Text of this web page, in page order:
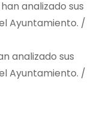
analizado sus
Ayuntamiento. /